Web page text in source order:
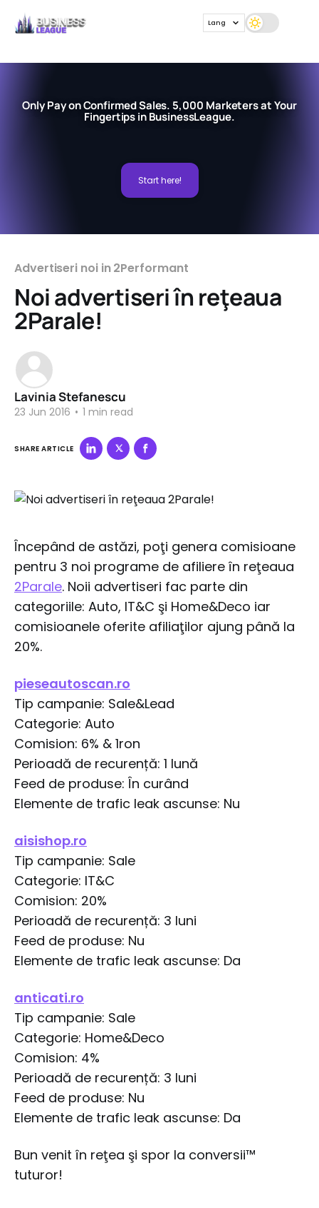
Lang
Only Pay on Confirmed Sales. 5,000 Marketers at Your
Fingertips in BusinessLeague.
Start here!
Advertiseri noi in 2Performant
Noi advertiseri în reţeaua
2Parale!
Lavinia Stefanescu
23 Jun 2016 • 1 min read
SHARE ARTICLE
Începând de astăzi, poţi genera comisioane
pentru 3 noi programe de afiliere în reţeaua
2Parale. Noii advertiseri fac parte din
categoriile: Auto, IT&C şi Home&Deco iar
comisioanele oferite afiliaţilor ajung până la
20%.
pieseautoscan.ro
Tip campanie: Sale&Lead
Categorie: Auto
Comision: 6% & 1ron
Perioadă de recurență: 1 lună
Feed de produse: În curând
Elemente de trafic leak ascunse: Nu
aisishop.ro
Tip campanie: Sale
Categorie: IT&C
Comision: 20%
Perioadă de recurență: 3 luni
Feed de produse: Nu
Elemente de trafic leak ascunse: Da
anticati.ro
Tip campanie: Sale
Categorie: Home&Deco
Comision: 4%
Perioadă de recurență: 3 luni
Feed de produse: Nu
Elemente de trafic leak ascunse: Da
Bun venit în reţea şi spor la conversii™
tuturor!